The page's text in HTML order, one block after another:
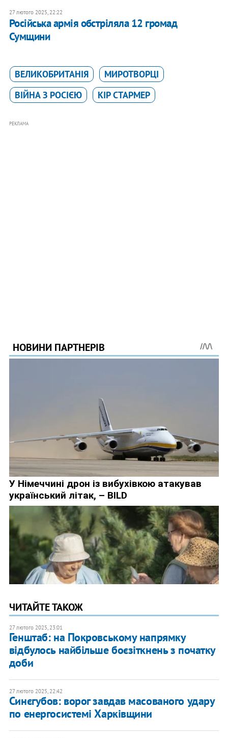
27 лютого 2025, 22:22
Російська армія обстріляла 12 громад
Сумщини
ВЕЛИКОБРИТАНІЯ
МИРОТВОРЦІ
ВІЙНА З РОСІЄЮ
КІР СТАРМЕР
РЕКЛАМА
ЧИТАЙТЕ ТАКОЖ
27 лютого 2025, 23:01
Генштаб: на Покровському напрямку
відбулось найбільше боєзіткнень з початку
доби
27 лютого 2025, 22:42
Синєгубов: ворог завдав масованого удару
по енергосистемі Харківщини